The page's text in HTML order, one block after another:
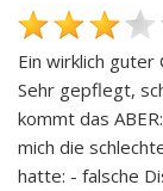
Ein wirklich
Sehr gepflegt,
kommt das
mich die
hatte: - falsche